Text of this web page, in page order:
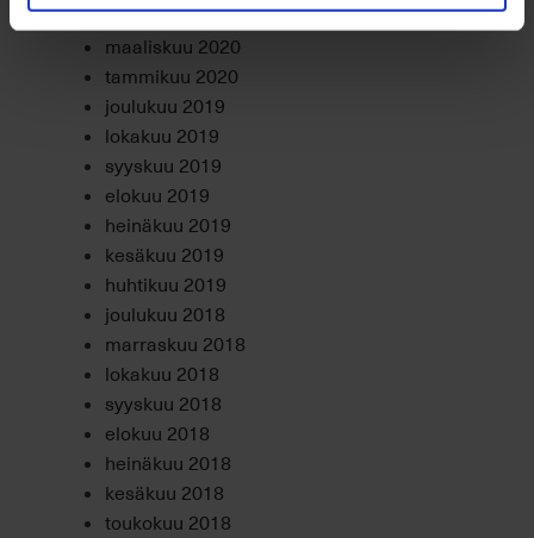
huhtikuu 2020
maaliskuu 2020
tammikuu 2020
joulukuu 2019
lokakuu 2019
syyskuu 2019
elokuu 2019
heinäkuu 2019
kesäkuu 2019
huhtikuu 2019
joulukuu 2018
marraskuu 2018
lokakuu 2018
syyskuu 2018
elokuu 2018
heinäkuu 2018
kesäkuu 2018
toukokuu 2018